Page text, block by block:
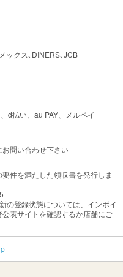
ックス､DINERS､JCB
d払い、au PAY、メルペイ
問い合わせ下さい
件を満たした領収書を発行しま
の登録状態については、インボイ
表サイトを確認するか店舗にご